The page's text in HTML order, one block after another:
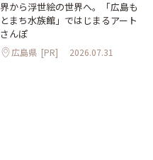
界から浮世絵の世界へ。「広島も
とまち水族館」ではじまるアート
さんぽ
広島県 [PR] 2026.07.31